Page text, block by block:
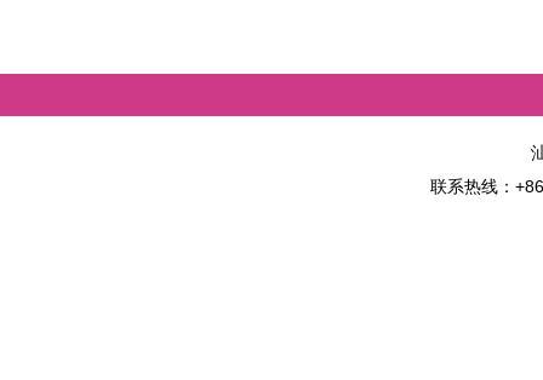
联系热线：